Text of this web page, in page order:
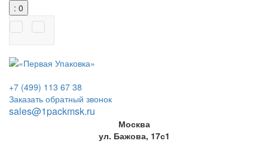
: 0
+7 (499) 113 67 38
Заказать обратный звонок
sales@1packmsk.ru
Москва
ул. Бажова, 17с1